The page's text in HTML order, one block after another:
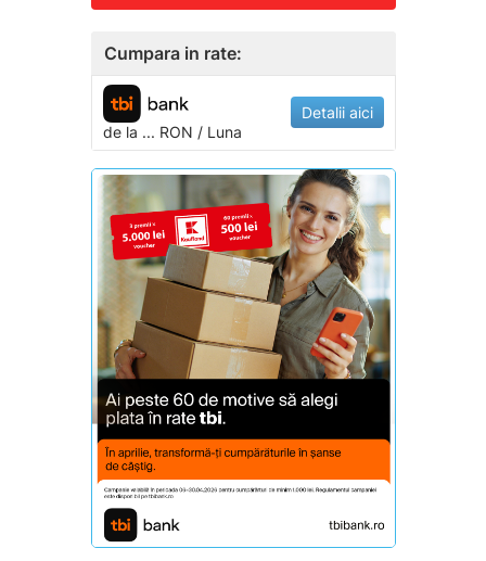
Cumpara in rate:
de la ... RON / Luna
Detalii aici